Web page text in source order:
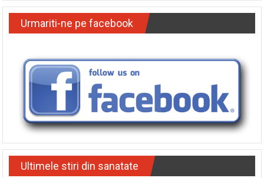
Urmariti-ne pe facebook
Ultimele stiri din sanatate